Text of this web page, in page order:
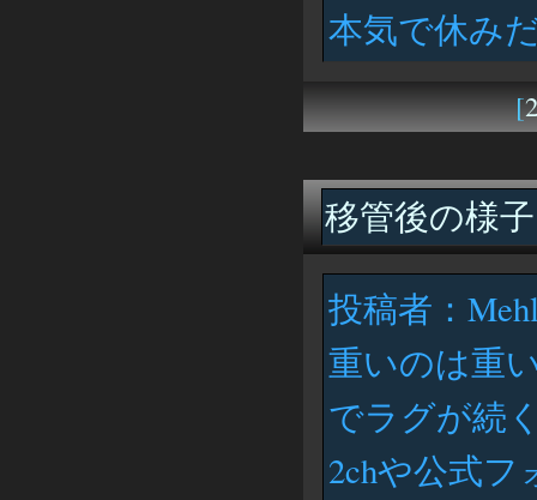
本気で休み
[
移管後の様子
投稿者：
重いのは重
でラグが続
2chや公式